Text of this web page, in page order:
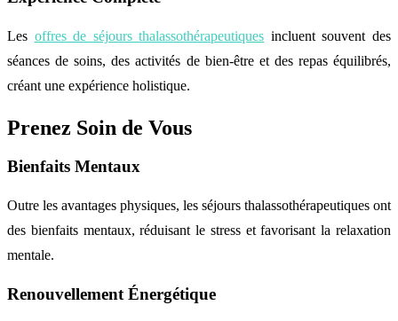
Les offres de séjours thalassothérapeutiques incluent souvent des
séances de soins, des activités de bien-être et des repas équilibrés,
créant une expérience holistique.
Prenez Soin de Vous
Bienfaits Mentaux
Outre les avantages physiques, les séjours thalassothérapeutiques ont
des bienfaits mentaux, réduisant le stress et favorisant la relaxation
mentale.
Renouvellement Énergétique